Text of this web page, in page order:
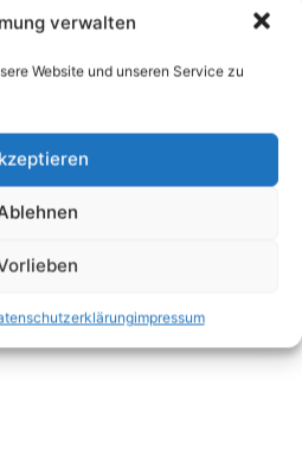
verwalten
Website und unseren Service zu
impressum